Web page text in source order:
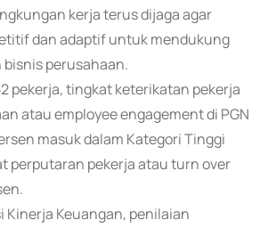
kerja terus dijaga agar
dan adaptif untuk mendukung
perusahaan.
pekerja, tingkat keterikatan pekerja
atau employee engagement di PGN
masuk dalam Kategori Tinggi
perputaran pekerja atau turn over
Kinerja Keuangan, penilaian